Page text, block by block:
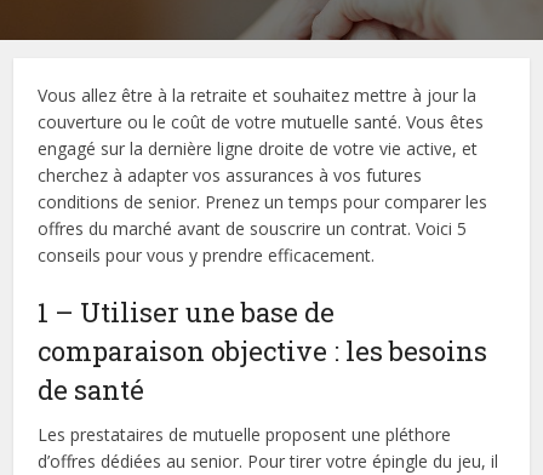
Vous allez être à la retraite et souhaitez mettre à jour la
couverture ou le coût de votre mutuelle santé. Vous êtes
engagé sur la dernière ligne droite de votre vie active, et
cherchez à adapter vos assurances à vos futures
conditions de senior. Prenez un temps pour comparer les
offres du marché avant de souscrire un contrat. Voici 5
conseils pour vous y prendre efficacement.
1 – Utiliser une base de
comparaison objective : les besoins
de santé
Les prestataires de mutuelle proposent une pléthore
d’offres dédiées au senior. Pour tirer votre épingle du jeu, il